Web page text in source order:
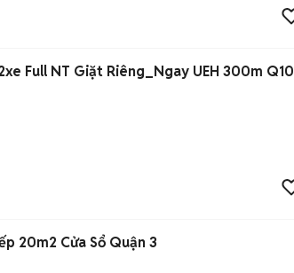
Full NT Giặt Riêng_Ngay UEH 300m Q10
20m2 Cửa Sổ Quận 3